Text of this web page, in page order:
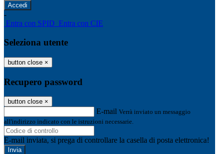
-
Entra con SPID Entra con CIE
Seleziona utente
button close ×
Recupero password
button close ×
E-mail Verrà inviato un messaggio
all'indirizzo indicato con le istruzioni necessarie.
E-mail inviata, si prega di controllare la casella di posta elettronica!